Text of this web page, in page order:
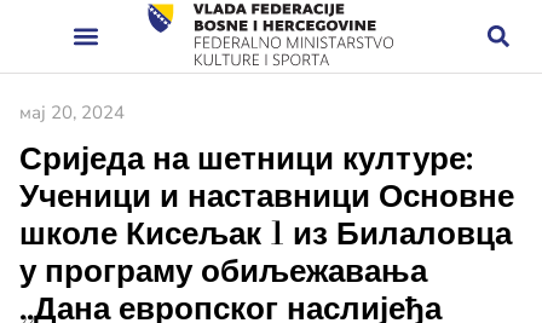
мај 20, 2024
Сриједа на шетници културе:
Ученици и наставници Основне
школе Кисељак 1 из Билаловца
у програму обиљежавања
„Дана европског наслијеђа